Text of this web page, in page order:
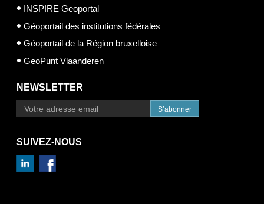
INSPIRE Geoportal
Géoportail des institutions fédérales
Géoportail de la Région bruxelloise
GeoPunt Vlaanderen
NEWSLETTER
S’abonner
SUIVEZ-NOUS